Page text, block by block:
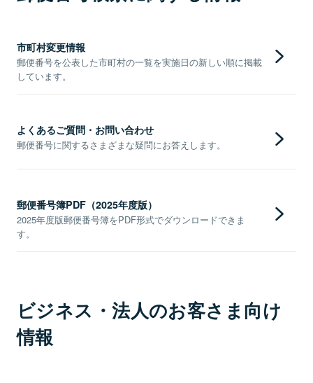
市町村変更情報
郵便番号を公表した市町村の一覧を実施日の新しい順に掲載
しています。
よくあるご質問・お問い合わせ
郵便番号に関するさまざまな疑問にお答えします。
郵便番号簿PDF（2025年度版）
2025年度版郵便番号簿をPDF形式でダウンロードできま
す。
ビジネス・法人のお客さま向け
情報